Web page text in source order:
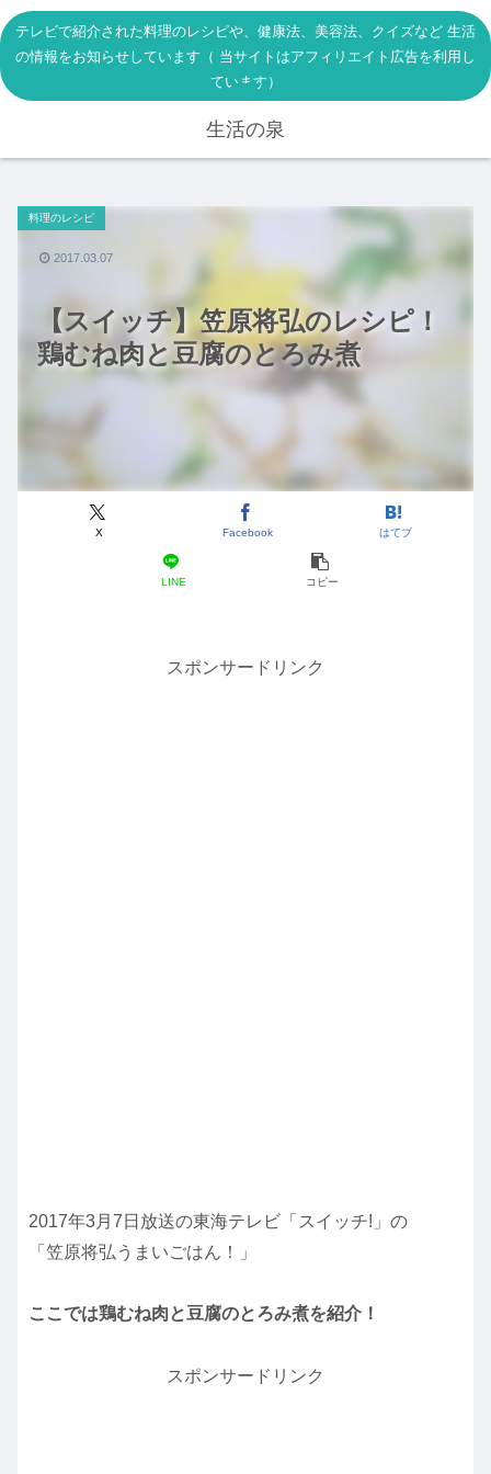
テレビで紹介された料理のレシピや、健康法、美容法、クイズなど 生活
の情報をお知らせしています（ 当サイトはアフィリエイト広告を利用し
ています）
生活の泉
【スイッチ】笠原将弘のレシピ！
鶏むね肉と豆腐のとろみ煮
料理のレシピ
X Facebook はてブ
LINE コピー
2017.03.07
スポンサードリンク
2017年3月7日放送の東海テレビ「スイッチ!」の
「笠原将弘うまいごはん！」
ここでは鶏むね肉と豆腐のとろみ煮を紹介！
スポンサードリンク